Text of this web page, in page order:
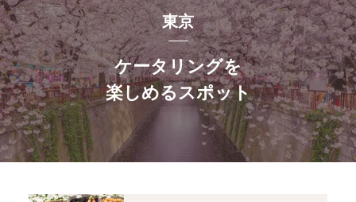
東京
ケータリングを
楽しめるスポット